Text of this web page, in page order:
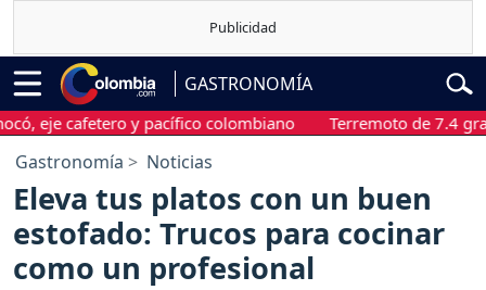
GASTRONOMÍA
cafetero y pacífico colombiano Terremoto de 7.4 grados
Gastronomía Noticias
Eleva tus platos con un buen
estofado: Trucos para cocinar
como un profesional